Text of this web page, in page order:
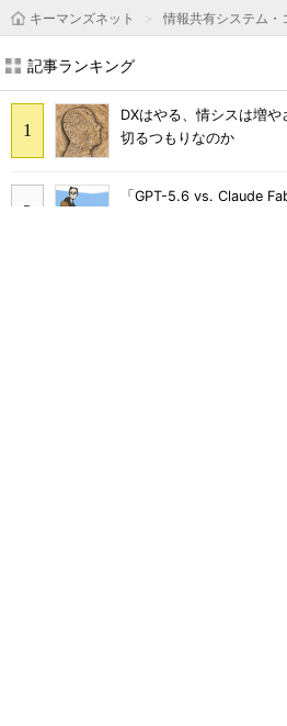
キーマンズネット
情報共有システム・
記事ランキング
DXはやる、情シスは増
切るつもりなのか
「GPT-5.6 vs. Claude